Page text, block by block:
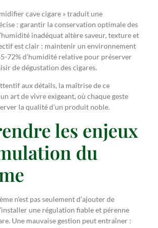
cave cigare » traduit une
: garantir la conservation optimale des
inadéquat altère saveur, texture et
est clair : maintenir un environnement
72% d’humidité relative pour préserver
de dégustation des cigares.
aux détails, la maîtrise de ce
art de vivre exigeant, où chaque geste
la qualité d’un produit noble.
les enjeux
du
n’est pas seulement d’ajouter de
une régulation fiable et pérenne
Une mauvaise gestion peut entraîner :